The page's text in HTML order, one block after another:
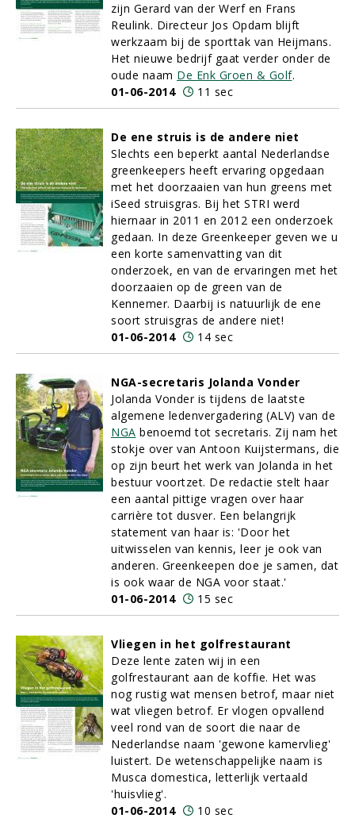
zijn Gerard van der Werf en Frans
Reulink. Directeur Jos Opdam blijft
werkzaam bij de sporttak van Heijmans.
Het nieuwe bedrijf gaat verder onder de
oude naam De Enk Groen & Golf.
01-06-2014
11 sec
De ene struis is de andere niet
Slechts een beperkt aantal Nederlandse
greenkeepers heeft ervaring opgedaan
met het doorzaaien van hun greens met
iSeed struisgras. Bij het STRI werd
hiernaar in 2011 en 2012 een onderzoek
gedaan. In deze Greenkeeper geven we u
een korte samenvatting van dit
onderzoek, en van de ervaringen met het
doorzaaien op de green van de
Kennemer. Daarbij is natuurlijk de ene
soort struisgras de andere niet!
01-06-2014
14 sec
NGA-secretaris Jolanda Vonder
Jolanda Vonder is tijdens de laatste
algemene ledenvergadering (ALV) van de
NGA benoemd tot secretaris. Zij nam het
stokje over van Antoon Kuijstermans, die
op zijn beurt het werk van Jolanda in het
bestuur voortzet. De redactie stelt haar
een aantal pittige vragen over haar
carrière tot dusver. Een belangrijk
statement van haar is: 'Door het
uitwisselen van kennis, leer je ook van
anderen. Greenkeepen doe je samen, dat
is ook waar de NGA voor staat.'
01-06-2014
15 sec
Vliegen in het golfrestaurant
Deze lente zaten wij in een
golfrestaurant aan de koffie. Het was
nog rustig wat mensen betrof, maar niet
wat vliegen betrof. Er vlogen opvallend
veel rond van de soort die naar de
Nederlandse naam 'gewone kamervlieg'
luistert. De wetenschappelijke naam is
Musca domestica, letterlijk vertaald
'huisvlieg'.
01-06-2014
10 sec